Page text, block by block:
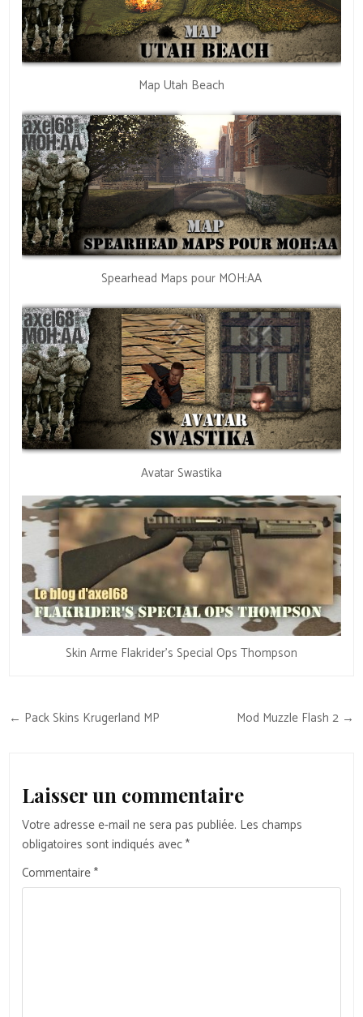
Map Utah Beach
Spearhead Maps pour MOH:AA
Avatar Swastika
Skin Arme Flakrider’s Special Ops Thompson
Navigation
← Pack Skins Krugerland MP Mod Muzzle Flash 2 →
Laisser un commentaire
Votre adresse e-mail ne sera pas publiée. Les champs
obligatoires sont indiqués avec*
Commentaire*